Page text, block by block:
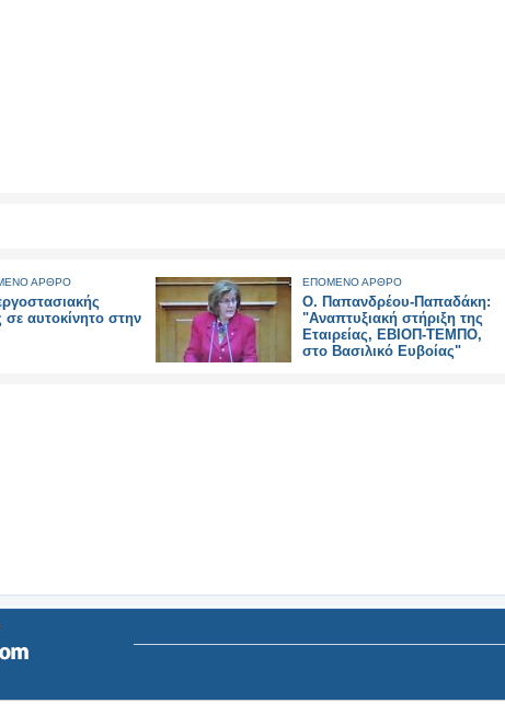
ΑΡΘΡΟ
σε αυτοκίνητο στην
ΕΠΟΜΕΝΟ ΑΡΘΡΟ
Ο. Παπανδρέου-Παπαδάκη:
"Αναπτυξιακή στήριξη της
Εταιρείας, ΕΒΙΟΠ-ΤΕΜΠΟ,
στο Βασιλικό Ευβοίας"